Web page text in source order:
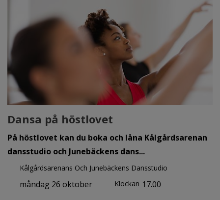
Dansa på höstlovet
På höstlovet kan du boka och låna Kålgårdsarenan
dansstudio och Junebäckens dans...
Kålgårdsarenans Och Junebäckens Dansstudio
måndag 26 oktober Klockan 17.00